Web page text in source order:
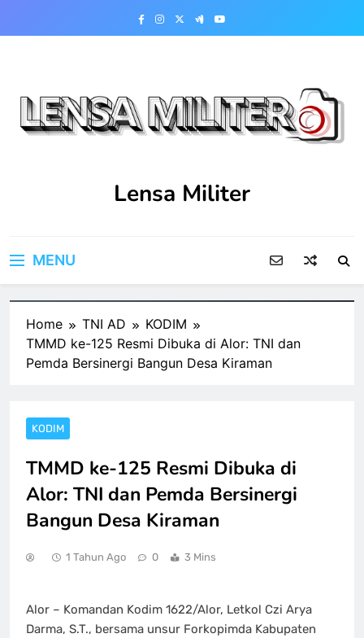
Lensa Militer
MENU
Home TNI AD
KODIM
TMMD ke-125 Resmi Dibuka di Alor: TNI dan
Pemda Bersinergi Bangun Desa Kiraman
KODIM
TMMD ke-125 Resmi Dibuka di
Alor: TNI dan Pemda Bersinergi
Bangun Desa Kiraman
1 Tahun Ago 0 3 Mins
Alor – Komandan Kodim 1622/Alor, Letkol Czi Arya
Darma, S.T., bersama unsur Forkopimda Kabupaten